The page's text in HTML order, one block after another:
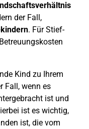
der Fall,
. Für Stief-
Kind zu Ihrem
Fall, wenn es
ist und
ist es wichtig,
ist, die vom